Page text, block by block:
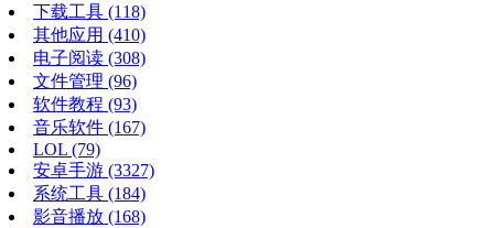
下载工具 (118)
其他应用 (410)
电子阅读 (308)
文件管理 (96)
软件教程 (93)
音乐软件 (167)
LOL (79)
安卓手游 (3327)
系统工具 (184)
影音播放 (168)